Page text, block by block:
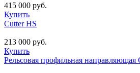
415 000 руб.
Купить
Cutter HS
213 000 руб.
Купить
Рельсовая профильная направляющая